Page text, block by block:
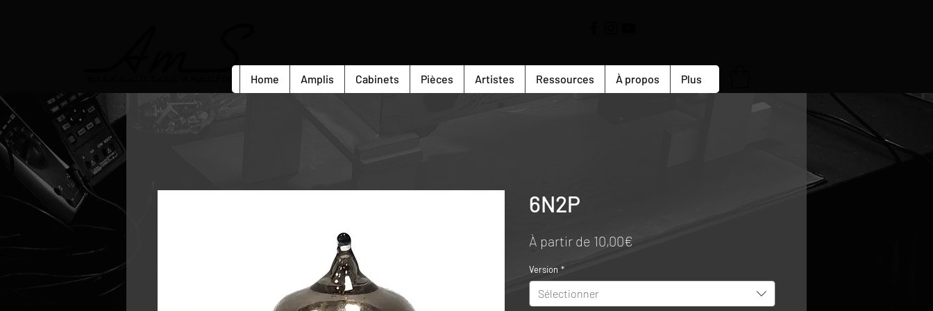
Home Amplis Cabinets Pièces Artistes Ressources À propos Plus
6N2P
À partir de 10,00€
Version *
Sélectionner